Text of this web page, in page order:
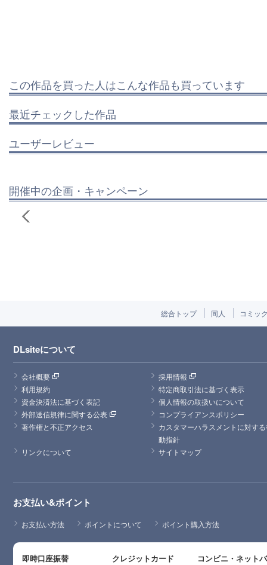
この作品を買った人はこんな作品も買っています
最近チェックした作品
ユーザーレビュー
開催中の企画・キャンペーン
総合トップ 同人 コミッ
DLsiteについて
会社概要
採用情報
利用規約
特定商取引法に基づく表示
資金決済法に基づく表記
個人情報の取扱いについて
外部送信規律に関する公表
コンプライアンスポリシー
著作権と不正アクセス
カスタマーハラスメントに対す
動指針
リンクについて
サイトマップ
お支払い&ポイント
お支払い方法 ポイントについて ポイント購入方法
即時口座振替 クレジットカード コンビニ・ネット